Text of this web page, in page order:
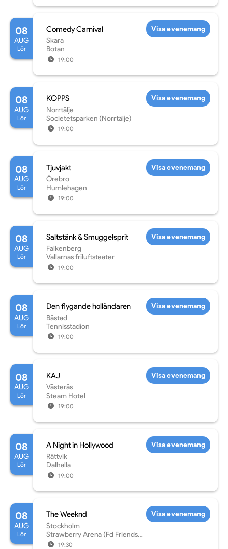
08
AUG
Lör
Comedy Carnival
Skara
Botan
19:00
Visa evenemang
08
AUG
Lör
KOPPS
Norrtälje
Societetsparken (Norrtälje)
19:00
Visa evenemang
08
AUG
Lör
Tjuvjakt
Örebro
Humlehagen
19:00
Visa evenemang
08
AUG
Lör
Saltstänk & Smuggelsprit
Falkenberg
Vallarnas friluftsteater
19:00
Visa evenemang
08
AUG
Lör
Den flygande holländaren
Båstad
Tennisstadion
19:00
Visa evenemang
08
AUG
Lör
KAJ
Västerås
Steam Hotel
19:00
Visa evenemang
08
AUG
Lör
A Night in Hollywood
Rättvik
Dalhalla
19:00
Visa evenemang
08
AUG
Lör
The Weeknd
Stockholm
Strawberry Arena (Fd Friends
Arena)
19:30
Visa evenemang